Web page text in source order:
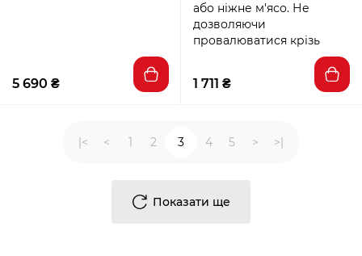
5 690 ₴
або ніжне м'ясо. Не
дозволяючи
провалюватися крізь
1 711 ₴
Показати ще
|< < 1 2 3 4 5 > >|